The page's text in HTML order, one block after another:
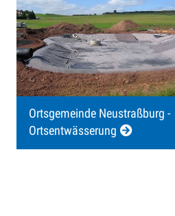
Ortsgemeinde Neustraßburg -
Ortsentwässerung